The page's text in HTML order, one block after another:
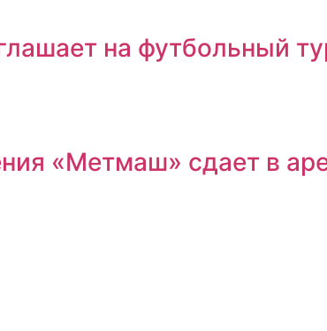
на футбольный
«Метмаш» сдает в